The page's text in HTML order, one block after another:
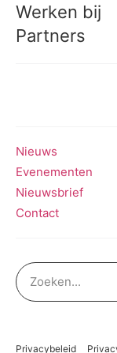
Werken bij
Partners
Nieuws
Evenementen
Nieuwsbrief
Contact
Privacybeleid